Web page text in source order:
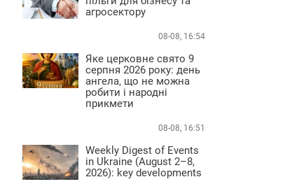
агросектору
08-08, 16:54
Яке церковне свято 9
серпня 2026 року: день
ангела, що не можна
робити і народні
прикмети
08-08, 16:51
Weekly Digest of Events
in Ukraine (August 2–8,
2026): key developments